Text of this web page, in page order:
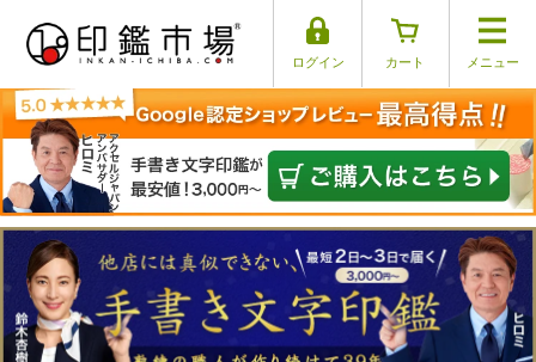
ログイン カート メニュー